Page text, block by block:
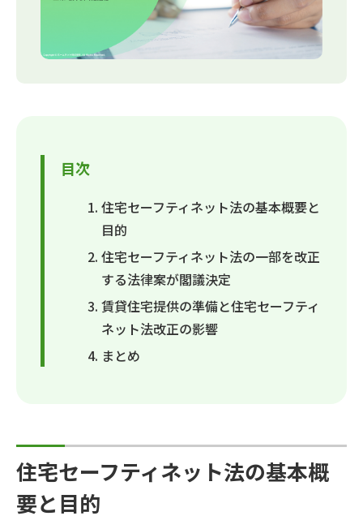
目次
住宅セーフティネット法の基本概要と
目的
住宅セーフティネット法の一部を改正
する法律案が閣議決定
賃貸住宅提供の準備と住宅セーフティ
ネット法改正の影響
まとめ
住宅セーフティネット法の基本概
要と目的